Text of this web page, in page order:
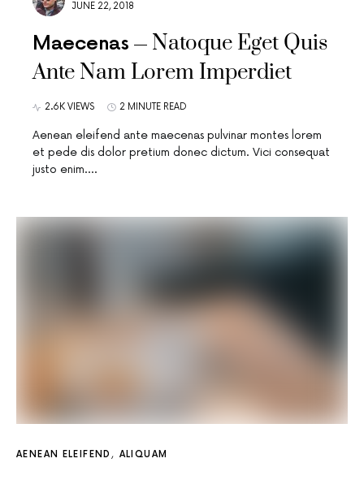
JUNE 22, 2018
Maecenas
Natoque Eget Quis
Ante Nam Lorem Imperdiet
2.6K VIEWS 2 MINUTE READ
Aenean eleifend ante maecenas pulvinar montes lorem
et pede dis dolor pretium donec dictum. Vici consequat
justo enim.…
AENEAN ELEIFEND ALIQUAM